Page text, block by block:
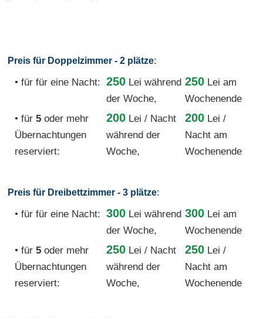
Preis für Doppelzimmer - 2 plätze:
• für für eine Nacht: 250 Lei während
der Woche,
250 Lei am
Wochenende
• für 5 oder mehr
Übernachtungen
reserviert:
200 Lei / Nacht
während der
Woche,
200 Lei /
Nacht am
Wochenende
Preis für Dreibettzimmer - 3 plätze:
• für für eine Nacht: 300 Lei während
der Woche,
300 Lei am
Wochenende
• für 5 oder mehr
Übernachtungen
reserviert:
250 Lei / Nacht
während der
Woche,
250 Lei /
Nacht am
Wochenende